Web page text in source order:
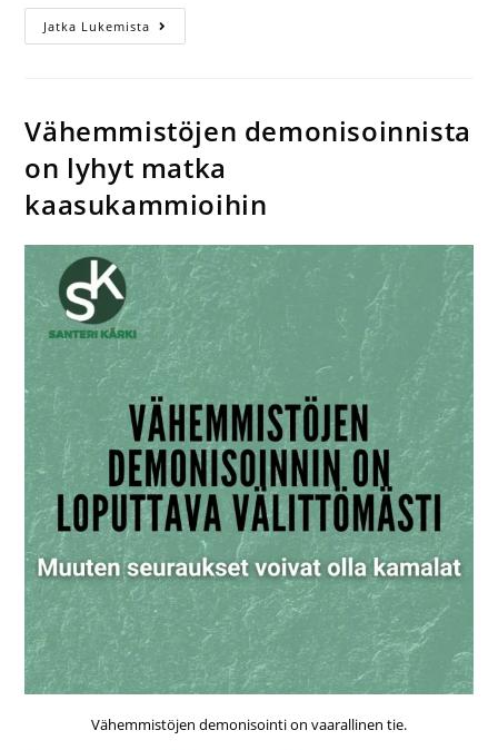
Jatka Lukemista
Vähemmistöjen demonisoinnista
on lyhyt matka
kaasukammioihin
Vähemmistöjen demonisointi on vaarallinen tie.